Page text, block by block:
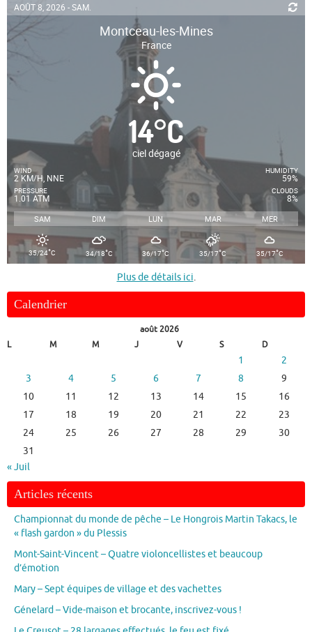
AOÛT 8, 2026 - SAM.
Montceau-les-Mines
France
14°C
ciel dégagé
WIND
2 KM/H, NNE
PRESSURE
1.01 ATM
HUMIDITY
59%
CLOUDS
8%
SAM DIM LUN MAR MER
35/24°C 34/18°C 36/17°C 35/17°C 35/17°C
Plus de détails ici.
Calendrier
août 2026
L
M M J V S D
1
2
3
4 5 6 7 8
9
10
11 12 13 14 15
16
17
18 19 20 21 22
23
24
25 26 27 28 29
30
31
« Juil
Articles récents
Championnat du monde de pêche – Le Hongrois Martin Takacs, le
« flash gardon » du Plessis
Mont-Saint-Vincent – Quatre violoncellistes et beaucoup
d’émotion
Mary – Sept équipes de village et des vachettes
Génelard – Vide-maison et brocante, inscrivez-vous !